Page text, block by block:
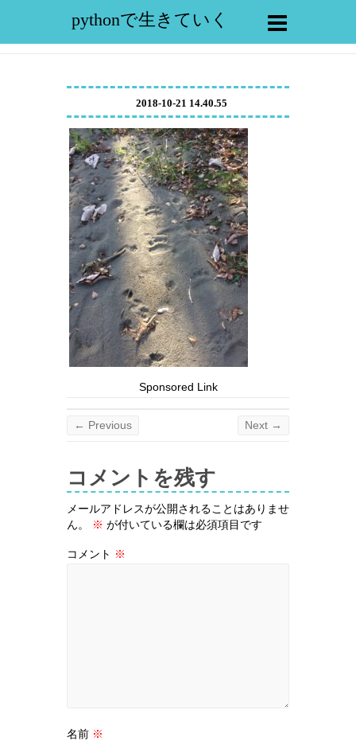
pythonで生きていく
2018-10-21 14.40.55
Sponsored Link
← Previous Next →
コメントを残す
メールアドレスが公開されることはありませ
ん。
※ が付いている欄は必須項目です
コメント ※
名前 ※